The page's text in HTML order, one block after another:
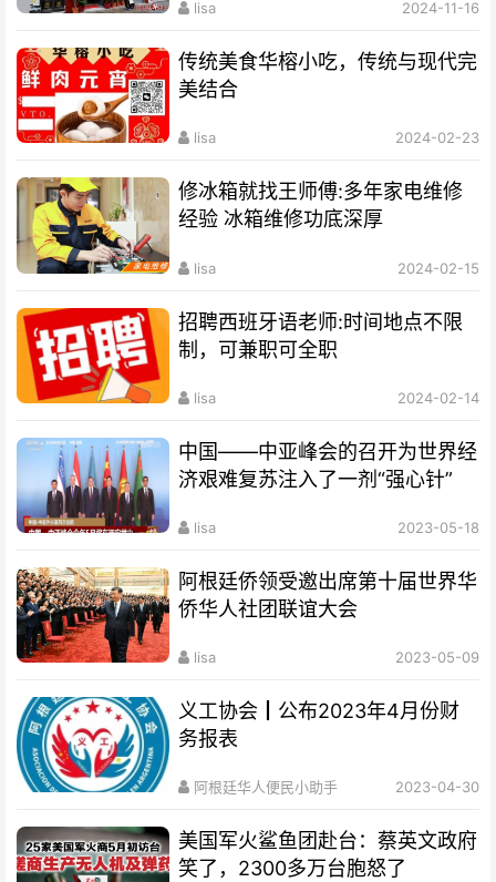
lisa 2024-11-16
传统美食华榕小吃，传统与现代完
美结合
lisa 2024-02-23
修冰箱就找王师傅:多年家电维修
经验 冰箱维修功底深厚
lisa 2024-02-15
招聘西班牙语老师:时间地点不限
制，可兼职可全职
lisa 2024-02-14
中国——中亚峰会的召开为世界经
济艰难复苏注入了一剂“强心针”
lisa 2023-05-18
阿根廷侨领受邀出席第十届世界华
侨华人社团联谊大会
lisa 2023-05-09
义工协会┃公布2023年4月份财
务报表
阿根廷华人便民小助手 2023-04-30
美国军火鲨鱼团赴台：蔡英文政府
笑了，2300多万台胞怒了